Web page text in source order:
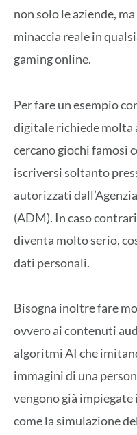
non solo le aziende,
minaccia reale in
gaming online.
Per fare un esempio
digitale richiede molta
cercano giochi famosi
iscriversi soltanto
autorizzati
(ADM). In caso
diventa molto serio,
dati personali.
Bisogna inoltre fare
ovvero ai contenuti
algoritmi AI che
immagini di una
vengono già
come la simulazione